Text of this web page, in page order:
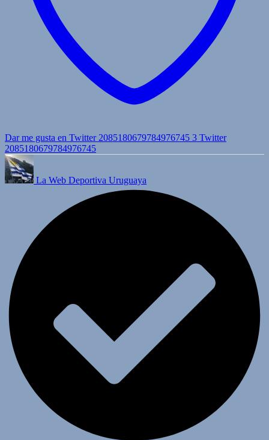
Dar me gusta en Twitter 2085180679784976745 3 Twitter
2085180679784976745
La Web Deportiva Uruguaya